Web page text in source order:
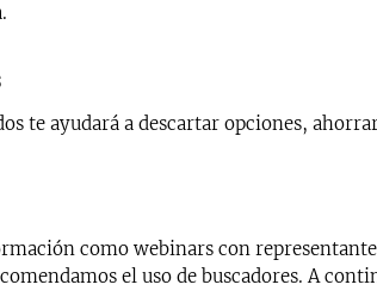
te ayudará a descartar opciones,
como webinars con
el uso de buscadores. A